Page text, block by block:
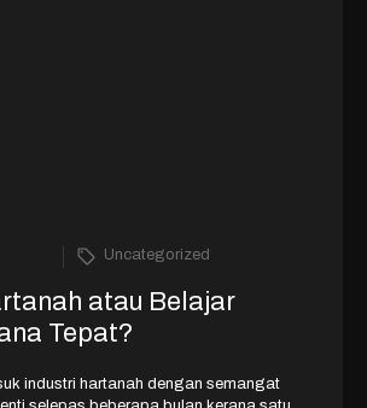
Uncategorized
atau Belajar
Tepat?
industri hartanah dengan semangat